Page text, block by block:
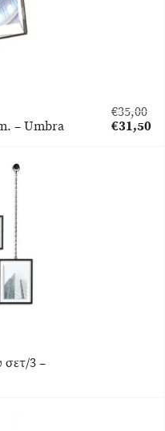
– Umbra
€35,00
Original
€31,50
σετ/3 –